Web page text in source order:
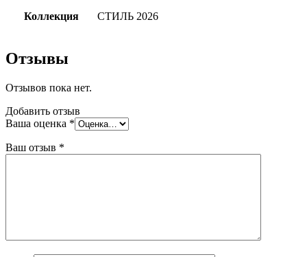
Коллекция СТИЛЬ 2026
Отзывы
Отзывов пока нет.
Добавить отзыв
Ваша оценка *
Ваш отзыв *